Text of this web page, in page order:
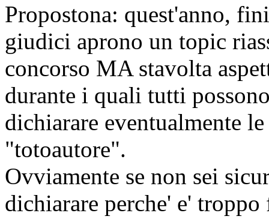
Propostona: quest'anno,
giudici aprono un topic
concorso MA stavolta
durante i quali tutti
dichiarare eventualmente
"totoautore".
Ovviamente se non sei
dichiarare perche' e'